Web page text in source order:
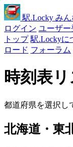
駅.Locky み
ログイン ユーザー
トップ 駅.Lockyに
ロード フォーラム
時刻表リ
都道府県を選択し
北海道・東